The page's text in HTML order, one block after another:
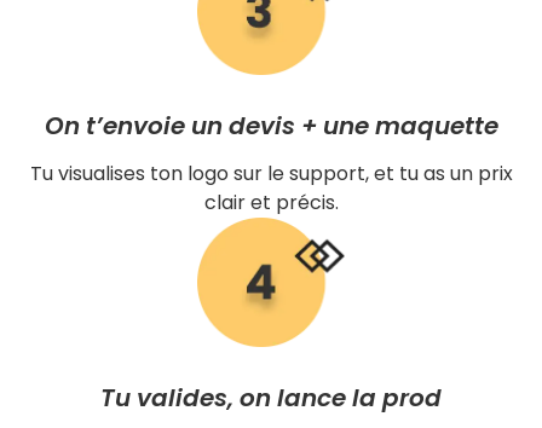
On t’envoie un devis + une maquette
Tu visualises ton logo sur le support, et tu as un prix
clair et précis.
Tu valides, on lance la prod